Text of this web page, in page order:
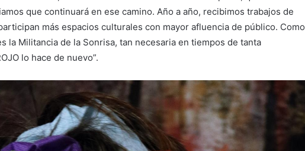
que continuará en ese camino. Año a año, recibimos trabajos de
más espacios culturales con mayor afluencia de público. Como
la Militancia de la Sonrisa, tan necesaria en tiempos de tanta
lo hace de nuevo”.